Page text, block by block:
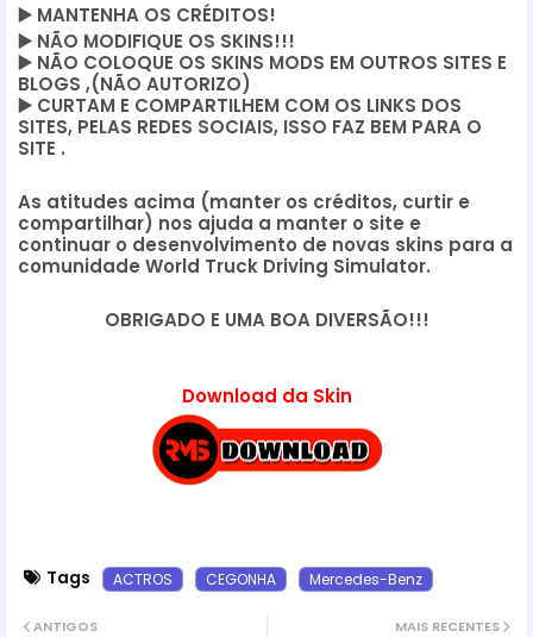
▶️ MANTENHA OS CRÉDITOS!
▶️ NÃO MODIFIQUE OS SKINS!!!
▶️ NÃO COLOQUE OS SKINS MODS EM OUTROS SITES E
BLOGS ,(NÃO AUTORIZO)
▶️ CURTAM E COMPARTILHEM COM OS LINKS DOS
SITES, PELAS REDES SOCIAIS, ISSO FAZ BEM PARA O
SITE .
As atitudes acima (manter os créditos, curtir e
compartilhar) nos ajuda a manter o site e
continuar o desenvolvimento de novas skins para a
comunidade World Truck Driving Simulator.
OBRIGADO E UMA BOA DIVERSÃO!!!
Download da Skin
Tags ACTROS CEGONHA Mercedes-Benz
MAIS RECENTES
ANTIGOS